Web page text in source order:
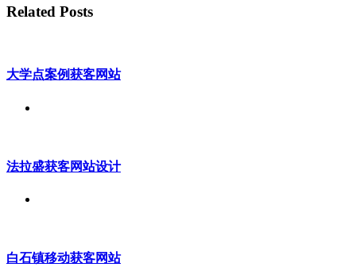
Related Posts
大学点案例获客网站
法拉盛获客网站设计
白石镇移动获客网站